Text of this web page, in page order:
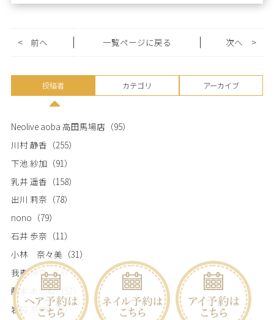
< 前へ 一覧ページに戻る >
次へ
投稿者 カテゴリ アーカイブ
Neolive aoba 高田馬場店 （95）
川村 静香 （255）
下池 紗加 （91）
乳井 遥香 （158）
出川 莉奈 （78）
nono （79）
石井 歩奈 （11）
小林 奈々美 （31）
我妻 怜奈（18）
藤本 あかね（52）
岩脇 奈美 （52）